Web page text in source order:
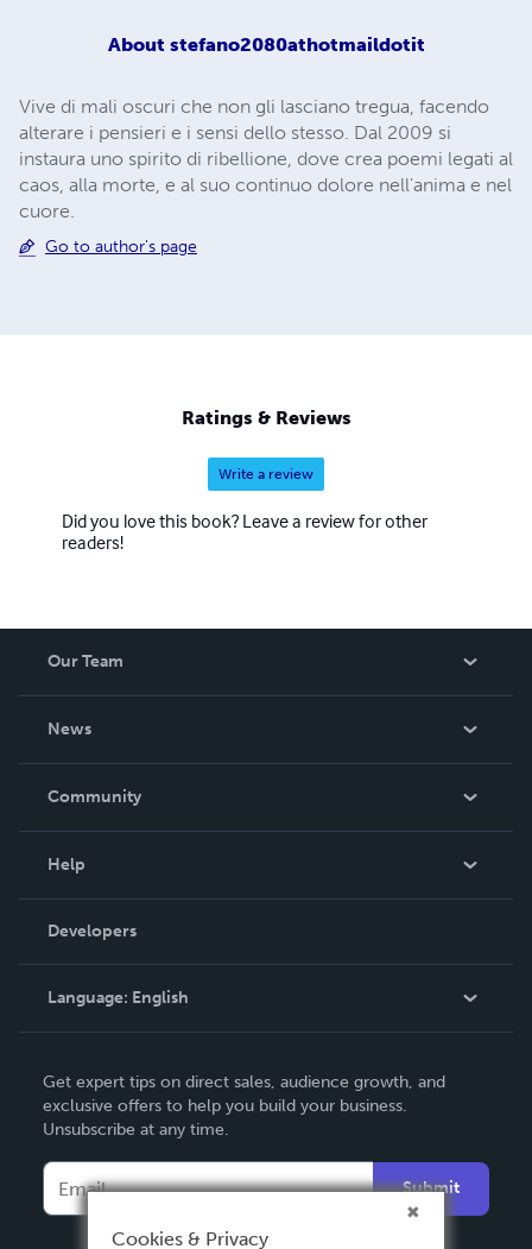
About stefano2080athotmaildotit
Vive di mali oscuri che non gli lasciano tregua, facendo
alterare i pensieri e i sensi dello stesso. Dal 2009 si
instaura uno spirito di ribellione, dove crea poemi legati al
caos, alla morte, e al suo continuo dolore nell'anima e nel
cuore.
Go to author's page
Ratings & Reviews
Write a review
Did you love this book? Leave a review for other
readers!
Our Team
News
In The News
Community
Podcast
Help
Order Lookup
Knowledge Base
Contact Support
Developers
Language: English
Deutsch
Français
Español
Get expert tips on direct sales, audience growth, and
exclusive offers to help you build your business.
Unsubscribe at any time.
Submit
Cookies & Privacy